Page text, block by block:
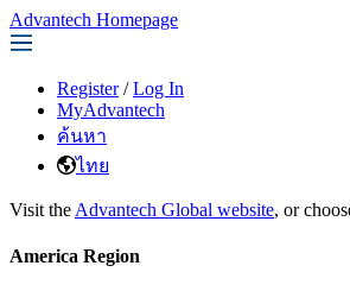
Advantech Homepage
Register / Log In
MyAdvantech
ค้นหา
ไทย
Visit the Advantech Global website, or
America Region